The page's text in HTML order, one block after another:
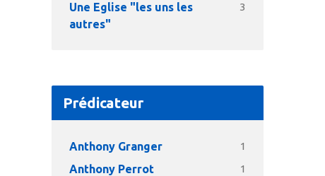
Une Eglise "les uns les
autres"
3
Prédicateur
Anthony Granger 1
Anthony Perrot 1